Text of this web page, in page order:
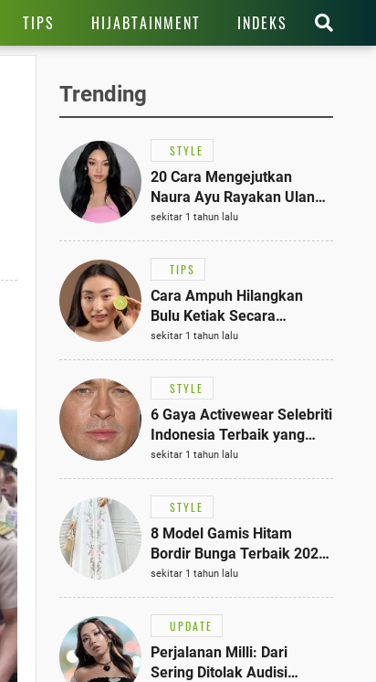
TIPS HIJABTAINMENT INDEKS
Trending
STYLE
20 Cara Mengejutkan
Naura Ayu Rayakan Ulang
Tahun di Panti Asuhan,
Terlihat Anggun dengan
Kaftan Cokelat
sekitar 1 tahun lalu
TIPS
Cara Ampuh Hilangkan
Bulu Ketiak Secara
Permanen dalam 5
Langkah Sederhana
sekitar 1 tahun lalu
STYLE
6 Gaya Activewear Selebriti
Indonesia Terbaik yang
Bisa Jadi Inspirasi
Fashionmu
sekitar 1 tahun lalu
STYLE
8 Model Gamis Hitam
Bordir Bunga Terbaik 2025,
Stylish untuk Hangout
hingga Acara Semi-Formal
sekitar 1 tahun lalu
UPDATE
Perjalanan Milli: Dari
Sering Ditolak Audisi